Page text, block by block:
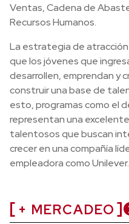
Ventas, Cadena de
Recursos Humanos.
La estrategia de
que los jóvenes que
desarrollen, emprendan y
construir una base de
esto, programas como el
representan una
talentosos que buscan
crecer en una compañía
empleadora como Unilever.
+ MERCADEO